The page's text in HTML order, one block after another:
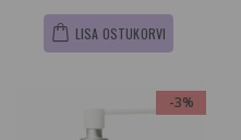
LISA OSTUKORVI
-3%